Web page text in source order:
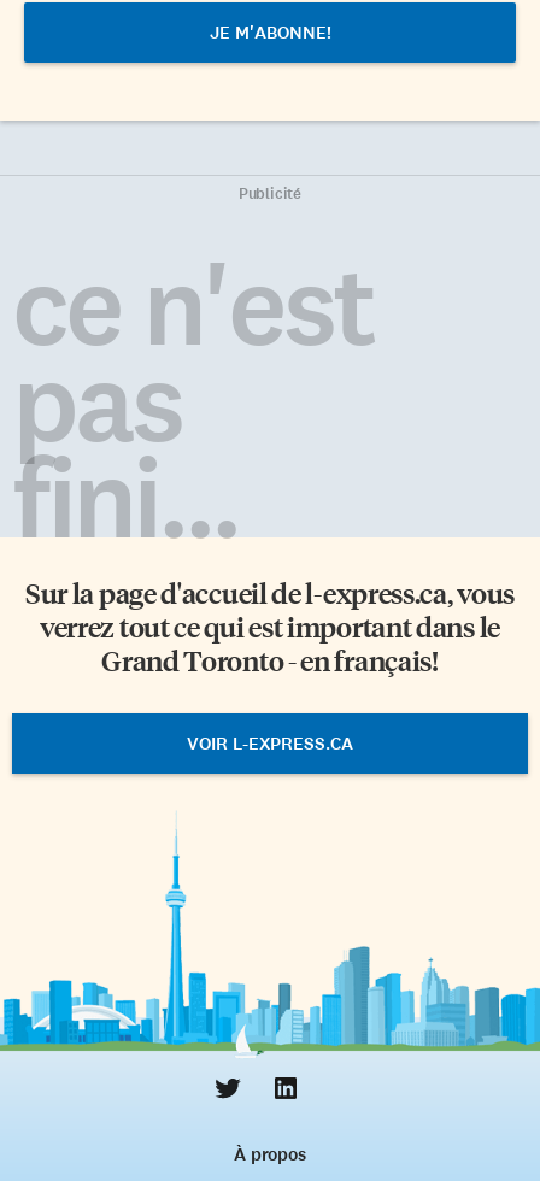
Publicité
ce n'est
pas
fini...
Sur la page d'accueil del-express.ca, vous
verrez tout ce qui est important dans le
Grand Toronto - en français!
VOIR L-EXPRESS.CA
À propos